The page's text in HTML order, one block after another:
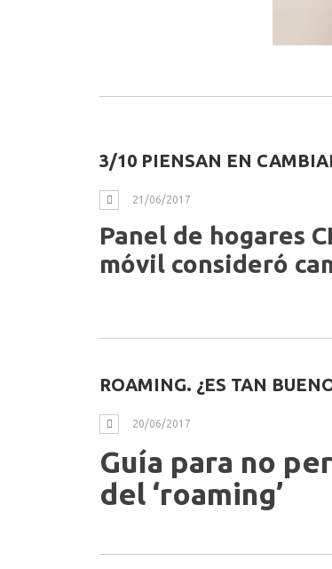
3/10 PIENSAN EN
21/06/2017
Panel de hogares
móvil consideró
ROAMING. ¿ES TAN
20/06/2017
Guía para no
del ‘roaming’